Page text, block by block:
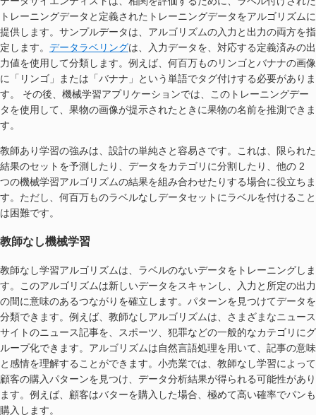
トレーニングデータと定義されたトレーニングデータをアルゴリズムに
提供します。サンプルデータは、アルゴリズムの入力と出力の両方を指
定します。 データラベリングは、入力データを、対応する定義済みの出
力値を使用して分類します。例えば、何百万ものリンゴとバナナの画像
に「リンゴ」または「バナナ」という単語でタグ付けする必要がありま
す。 その後、機械学習アプリケーションでは、このトレーニングデー
タを使用して、果物の画像が提示されたときに果物の名前を推測できま
す。
教師あり学習の強みは、設計の単純さと容易さです。これは、限られた
結果のセットを予測したり、データをカテゴリに分割したり、他の 2
つの機械学習アルゴリズムの結果を組み合わせたりする場合に役立ちま
す。ただし、何百万ものラベルなしデータセットにラベルを付けること
は困難です。
教師なし機械学習
教師なし学習アルゴリズムは、ラベルのないデータをトレーニングしま
す。このアルゴリズムは新しいデータをスキャンし、入力と所定の出力
の間に意味のあるつながりを確立します。パターンを見つけてデータを
分類できます。例えば、教師なしアルゴリズムは、さまざまなニュース
サイトのニュース記事を、スポーツ、犯罪などの一般的なカテゴリにグ
ループ化できます。アルゴリズムは自然言語処理を用いて、記事の意味
と感情を理解することができます。小売業では、教師なし学習によって
顧客の購入パターンを見つけ、データ分析結果が得られる可能性があり
ます。例えば、顧客はバターを購入した場合、極めて高い確率でパンも
購入します。